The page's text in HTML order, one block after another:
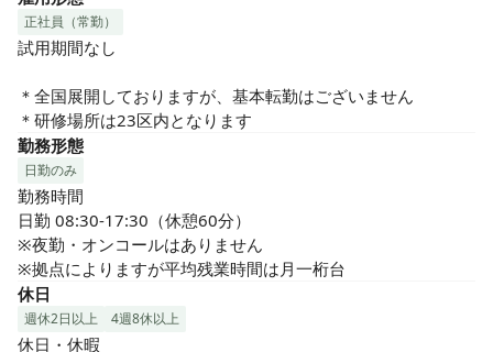
正社員（常勤）
試用期間なし
＊全国展開しておりますが、基本転勤はございません
＊研修場所は23区内となります
勤務形態
日勤のみ
勤務時間
日勤 08:30-17:30（休憩60分）
※夜勤・オンコールはありません
※拠点によりますが平均残業時間は月一桁台
休日
週休2日以上 4週8休以上
休日・休暇